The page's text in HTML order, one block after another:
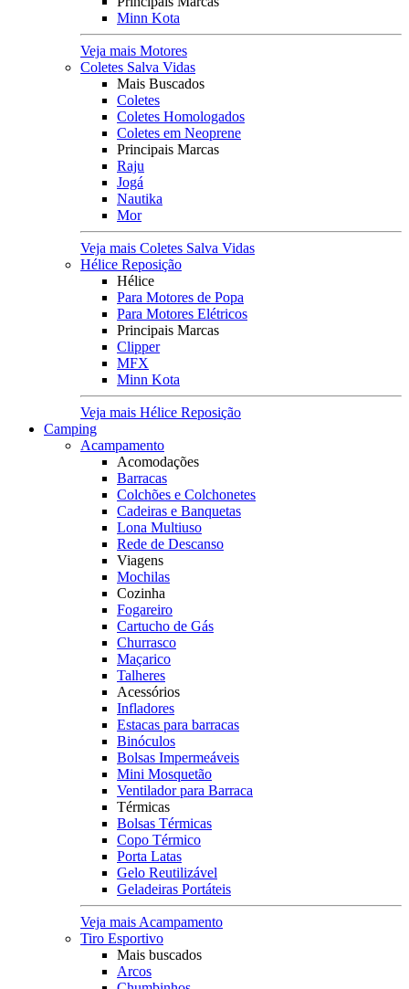
Minn Kota
Veja mais Motores
Coletes Salva Vidas
Mais Buscados
Coletes
Coletes Homologados
Coletes em Neoprene
Principais Marcas
Raju
Jogá
Nautika
Mor
Veja mais Coletes Salva Vidas
Hélice Reposição
Hélice
Para Motores de Popa
Para Motores Elétricos
Principais Marcas
Clipper
MFX
Minn Kota
Veja mais Hélice Reposição
Camping
Acampamento
Acomodações
Barracas
Colchões e Colchonetes
Cadeiras e Banquetas
Lona Multiuso
Rede de Descanso
Viagens
Mochilas
Cozinha
Fogareiro
Cartucho de Gás
Churrasco
Maçarico
Talheres
Acessórios
Infladores
Estacas para barracas
Binóculos
Bolsas Impermeáveis
Mini Mosquetão
Ventilador para Barraca
Térmicas
Bolsas Térmicas
Copo Térmico
Porta Latas
Gelo Reutilizável
Geladeiras Portáteis
Veja mais Acampamento
Tiro Esportivo
Mais buscados
Arcos